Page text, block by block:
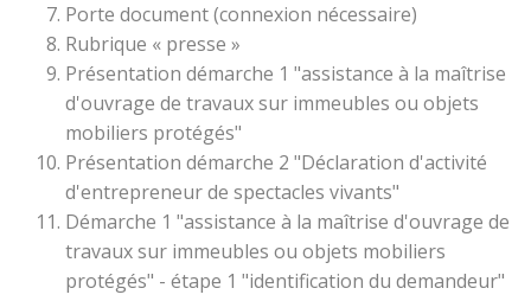
Porte document (connexion nécessaire)
Rubrique « presse »
Présentation démarche 1 "assistance à la maîtrise
d'ouvrage de travaux sur immeubles ou objets
mobiliers protégés"
Présentation démarche 2 "Déclaration d'activité
d'entrepreneur de spectacles vivants"
Démarche 1 "assistance à la maîtrise d'ouvrage de
travaux sur immeubles ou objets mobiliers
protégés" - étape 1 "identification du demandeur"